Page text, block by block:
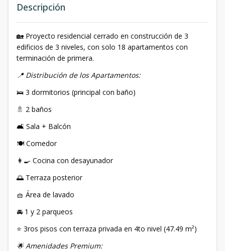
Descripción
🏡 Proyecto residencial cerrado en construcción de 3
edificios de 3 niveles, con solo 18 apartamentos con
terminación de primera.
📍 Distribución de los Apartamentos:
🛌 3 dormitorios (principal con baño)
🚿 2 baños
🛋️ Sala + Balcón
🍽️ Comedor
👩‍🍳 Cocina con desayunador
🌅 Terraza posterior
🧺 Área de lavado
🚘 1 y 2 parqueos
⭐ 3ros pisos con terraza privada en 4to nivel (47.49 m²)
🌟 Amenidades Premium: